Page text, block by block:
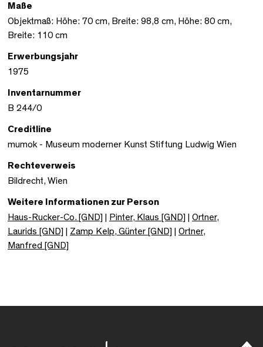
Maße
Objektmaß: Höhe: 70 cm, Breite: 98,8 cm, Höhe: 80 cm,
Breite: 110 cm
Erwerbungsjahr
1975
Inventarnummer
B 244/0
Creditline
mumok - Museum moderner Kunst Stiftung Ludwig Wien
Rechteverweis
Bildrecht, Wien
Weitere Informationen zur Person
Haus-Rucker-Co. [GND]
Pinter, Klaus [GND]
Ortner,
Laurids [GND]
Zamp Kelp, Günter [GND]
Ortner,
Manfred [GND]